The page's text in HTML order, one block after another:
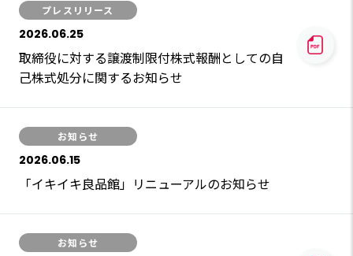
プレスリリース
2026.06.25
取締役に対する譲渡制限付株式報酬としての自
己株式処分に関するお知らせ
お知らせ
2026.06.15
「イキイキ良品館」リニューアルのお知らせ
お知らせ